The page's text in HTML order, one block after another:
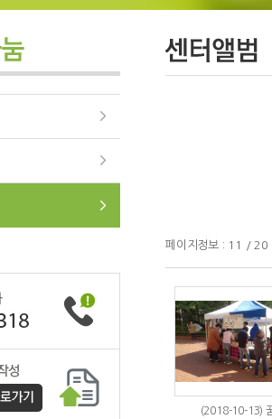
페이지정보 : 11 / 20
(2018-10-13)